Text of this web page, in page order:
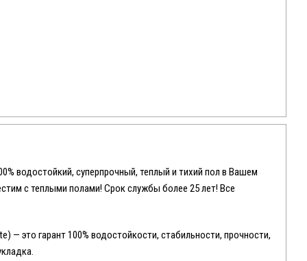
водостойкий, суперпрочный, теплый и тихий пол в Вашем
с теплыми полами! Срок службы более 25 лет! Все
— это гарант 100% водостойкости, стабильности, прочности,